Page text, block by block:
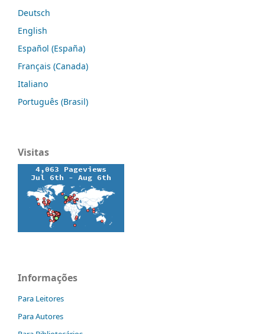
Deutsch
English
Español (España)
Français (Canada)
Italiano
Português (Brasil)
Visitas
Informações
Para Leitores
Para Autores